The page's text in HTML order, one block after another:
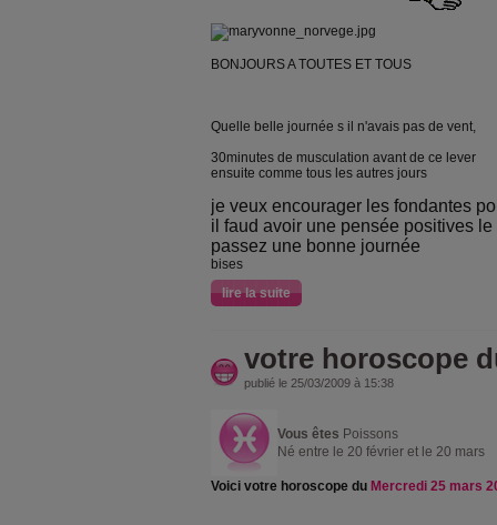
BONJOURS A TOUTES ET TOUS
Quelle belle journée s il n'avais pas de vent,
30minutes de musculation avant de ce lever
ensuite comme tous les autres jours
je veux encourager les fondantes
il faud avoir une pensée positives
passez une bonne journée
bises
lire la suite
votre horoscope
publié le 25/03/2009 à 15:38
Vous êtes Poissons
Né entre le 20 février et le 20 mars
Voici votre horoscope du Mercredi 25 mars